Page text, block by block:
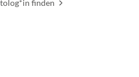
finden